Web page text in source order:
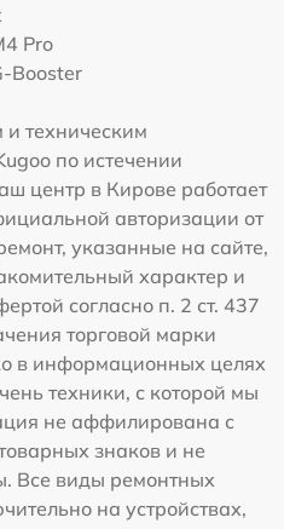
Pro
Booster
техническим
по истечении
центр в Кирове работает
авторизации от
указанные на сайте,
характер и
согласно п. 2 ст. 437
торговой марки
в информационных целях
техники, с которой мы
не аффилирована с
знаков и не
Все виды ремонтных
на устройствах,